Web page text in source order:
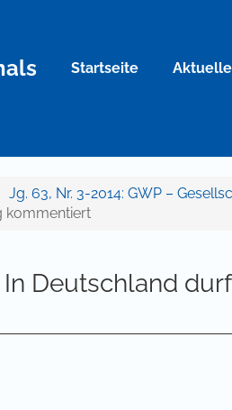
Startseite
Jg. 63, Nr. 3-2014: GWP –
kommentiert
Deutschland